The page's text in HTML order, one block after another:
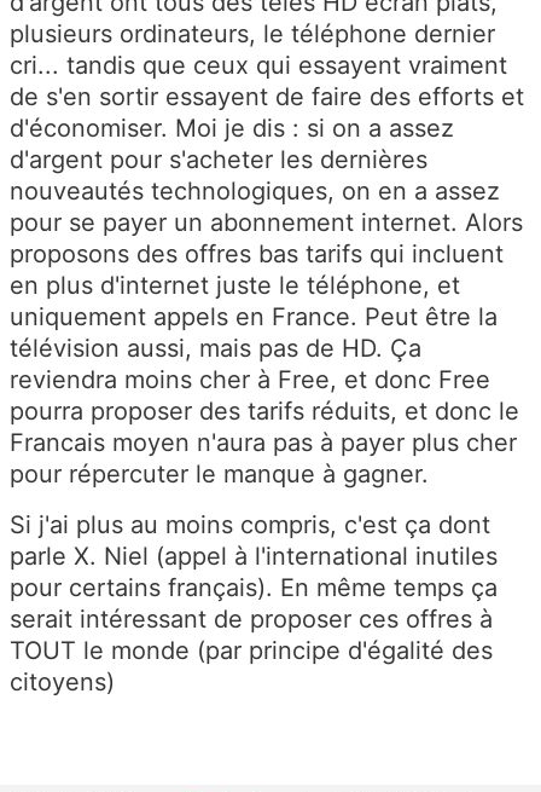
plusieurs ordinateurs, le téléphone dernier
cri... tandis que ceux qui essayent vraiment
de s'en sortir essayent de faire des efforts et
d'économiser. Moi je dis : si on a assez
d'argent pour s'acheter les dernières
nouveautés technologiques, on en a assez
pour se payer un abonnement internet. Alors
proposons des offres bas tarifs qui incluent
en plus d'internet juste le téléphone, et
uniquement appels en France. Peut être la
télévision aussi, mais pas de HD. Ça
reviendra moins cher à Free, et donc Free
pourra proposer des tarifs réduits, et donc le
Francais moyen n'aura pas à payer plus cher
pour répercuter le manque à gagner.
Si j'ai plus au moins compris, c'est ça dont
parle X. Niel (appel à l'international inutiles
pour certains français). En même temps ça
serait intéressant de proposer ces offres à
TOUT le monde (par principe d'égalité des
citoyens)